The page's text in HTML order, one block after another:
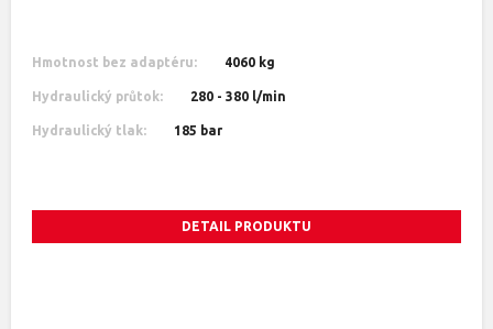
Hmotnost bez adaptéru: 4060 kg
Hydraulický průtok: 280 - 380 l/min
Hydraulický tlak: 185 bar
DETAIL PRODUKTU